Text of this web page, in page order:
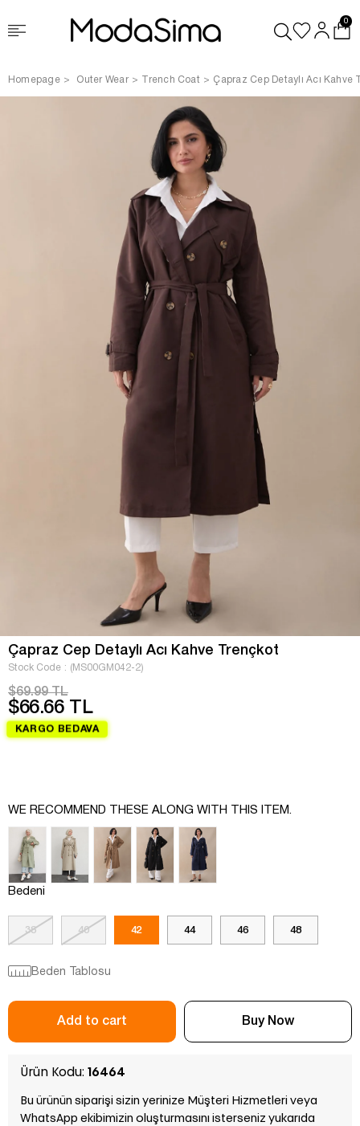
0
Homepage Outer Wear Trench Coat Çapraz Cep Detaylı Acı Kahve
Çapraz Cep Detaylı Acı Kahve Trençkot
Stock Code (MS00GM042-2)
$69.99 TL
$66.66 TL
KARGO BEDAVA
WE RECOMMEND THESE ALONG WITH THIS ITEM.
Bedeni
38 40 42 44 46 48
Beden Tablosu
Ürün Kodu: 16464
Bu ürünün siparişi sizin yerinize Müşteri Hizmetleri veya
WhatsApp ekibimizin oluşturmasını isterseniz yukarıda